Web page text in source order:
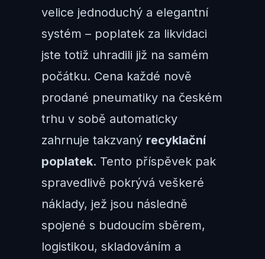
velice jednoduchý a elegantní
systém – poplatek za likvidaci
jste totiž uhradili již na samém
počátku. Cena každé nově
prodané pneumatiky na českém
trhu v sobě automaticky
zahrnuje takzvaný recyklační
poplatek. Tento příspěvek pak
spravedlivě pokrývá veškeré
náklady, jež jsou následně
spojené s budoucím sběrem,
logistikou, skladováním a